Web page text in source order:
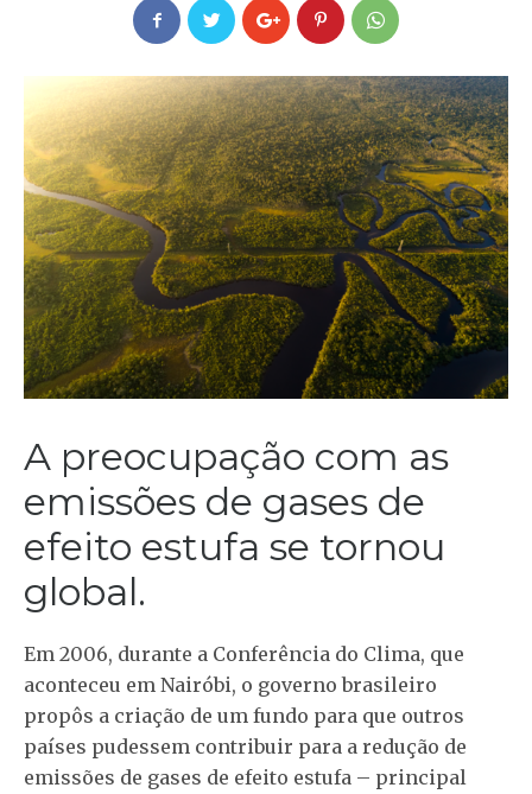
A preocupação com as
emissões de gases de
efeito estufa se tornou
global.
Em 2006, durante a Conferência do Clima, que
aconteceu em Nairóbi, o governo brasileiro
propôs a criação de um fundo para que outros
países pudessem contribuir para a redução de
emissões de gases de efeito estufa – principal